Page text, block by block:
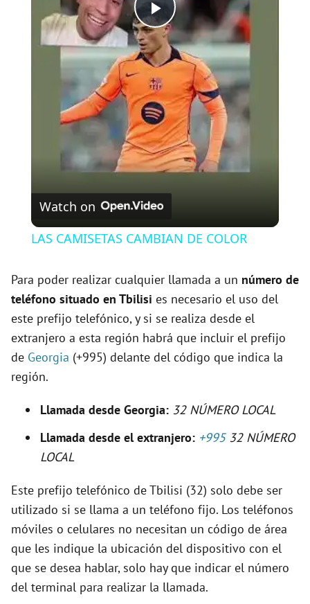
P
l
a
y
V
i
d
e
o
Watch on
LAS CAMISETAS CAMBIAN DE COLOR
Para poder realizar cualquier llamada a un número de
teléfono situado en Tbilisi es necesario el uso del
este prefijo telefónico, y si se realiza desde el
extranjero a esta región habrá que incluir el prefijo
de Georgia (+995) delante del código que indica la
región.
Llamada desde Georgia: 32 NÚMERO LOCAL
Llamada desde el extranjero: +99532 NÚMERO
LOCAL
Este prefijo telefónico de Tbilisi (32) solo debe ser
utilizado si se llama a un teléfono fijo. Los teléfonos
móviles o celulares no necesitan un código de área
que les indique la ubicación del dispositivo con el
que se desea hablar, solo hay que indicar el número
del terminal para realizar la llamada.